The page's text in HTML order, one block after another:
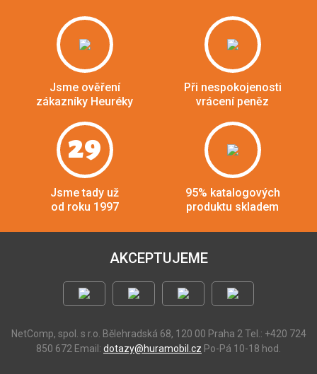
Jsme ověření
zákazníky Heuréky
Při nespokojenosti
vrácení peněz
29
Jsme tady už
od roku 1997
95% katalogových
produktu skladem
AKCEPTUJEME
NetComp, spol. s r.o. Bělehradská 68, 120 00 Praha 2 Tel.: +420 724
850 672 Email: dotazy@huramobil.cz Po-Pá 10-18 hod.